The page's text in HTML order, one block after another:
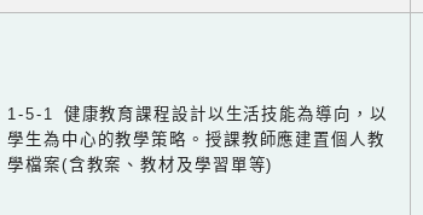
1-5-1 健康教育課程設計以生活技能為導向，以
學生為中心的教學策略。授課教師應建置個人教
學檔案(含教案、教材及學習單等)